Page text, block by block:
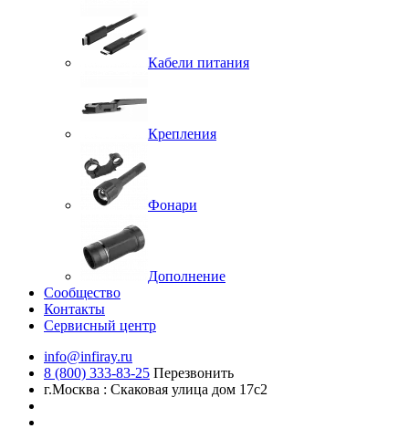
Кабели питания
Крепления
Фонари
Дополнение
Сообщество
Контакты
Сервисный центр
info@infiray.ru
8 (800) 333-83-25 Перезвонить
г.Москва : Скаковая улица дом 17с2